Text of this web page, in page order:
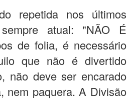
repetida nos últimos
atual: "NÃO É
de folia, é necessário
que não é divertido
não deve ser encarado
nem paquera. A Divisão